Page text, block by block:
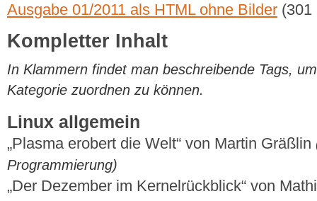
Ausgabe 01/2011 als HTML ohne Bilder (301
Kompletter Inhalt
In Klammern findet man beschreibende Tags,
Kategorie zuordnen zu können.
Linux allgemein
„Plasma erobert die Welt“ von Martin Gräßlin
Programmierung)
„Der Dezember im Kernelrückblick“ von